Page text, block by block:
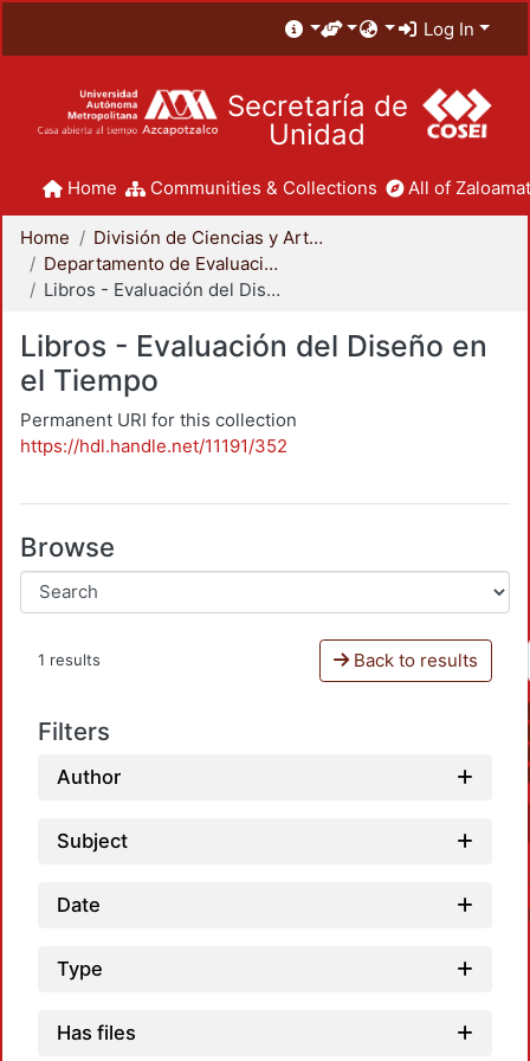
Log In
Secretaría de
Unidad
Home Communities & Collections All of
Home
División de Ciencias y Artes para el Diseño
Departamento de Evaluación del Diseño en el Tiempo
Libros - Evaluación del Diseño en el Tiempo
Libros - Evaluación del Diseño en
el Tiempo
Permanent URI for this collection
https://hdl.handle.net/11191/352
Browse
1 results Back to results
Filters
Author
Subject
Date
Type
Has files